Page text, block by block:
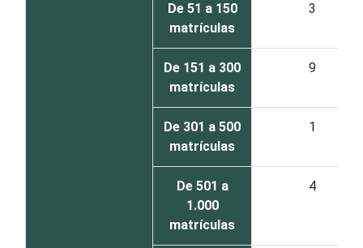
De 51 a 150
matrículas
3
De 151 a 300
matrículas
9
De 301 a 500
matrículas
1
De 501 a
1.000
matrículas
4